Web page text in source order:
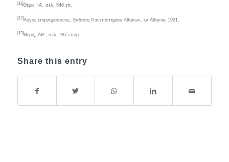
[11]Θέμις, ΙΑ’, σελ. 546 επ.
[12]Λόγος επιμνημόσυνος, Έκδοση Πανεπιστημίου Αθηνών, εν Αθήναις 1921.
[13]Θέμις, ΛΒ΄, σελ. 287 επόμ.
Share this entry